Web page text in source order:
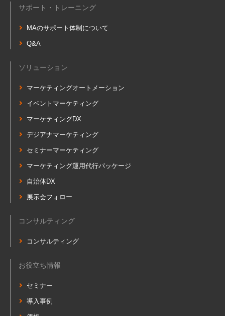
サポート・トレーニング
MAのサポート体制について
Q&A
ソリューション
マーケティングオートメーション
イベントマーケティング
マーケティングDX
デジアナマーケティング
セミナーマーケティング
マーケティング運用代行パッケージ
自治体DX
展示会フォロー
コンサルティング
コンサルティング
お役立ち情報
セミナー
導入事例